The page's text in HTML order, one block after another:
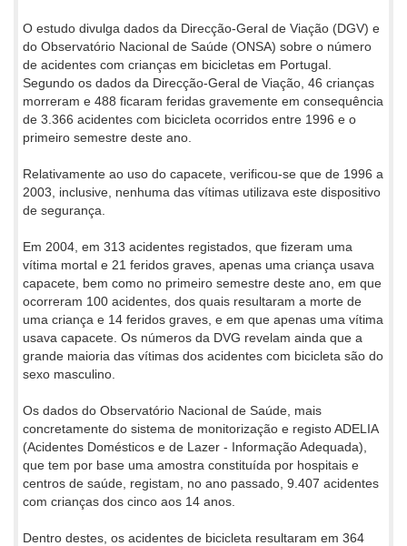
O estudo divulga dados da Direcção-Geral de Viação (DGV) e
do Observatório Nacional de Saúde (ONSA) sobre o número
de acidentes com crianças em bicicletas em Portugal.
Segundo os dados da Direcção-Geral de Viação, 46 crianças
morreram e 488 ficaram feridas gravemente em consequência
de 3.366 acidentes com bicicleta ocorridos entre 1996 e o
primeiro semestre deste ano.
Relativamente ao uso do capacete, verificou-se que de 1996 a
2003, inclusive, nenhuma das vítimas utilizava este dispositivo
de segurança.
Em 2004, em 313 acidentes registados, que fizeram uma
vítima mortal e 21 feridos graves, apenas uma criança usava
capacete, bem como no primeiro semestre deste ano, em que
ocorreram 100 acidentes, dos quais resultaram a morte de
uma criança e 14 feridos graves, e em que apenas uma vítima
usava capacete. Os números da DVG revelam ainda que a
grande maioria das vítimas dos acidentes com bicicleta são do
sexo masculino.
Os dados do Observatório Nacional de Saúde, mais
concretamente do sistema de monitorização e registo ADELIA
(Acidentes Domésticos e de Lazer - Informação Adequada),
que tem por base uma amostra constituída por hospitais e
centros de saúde, registam, no ano passado, 9.407 acidentes
com crianças dos cinco aos 14 anos.
Dentro destes, os acidentes de bicicleta resultaram em 364